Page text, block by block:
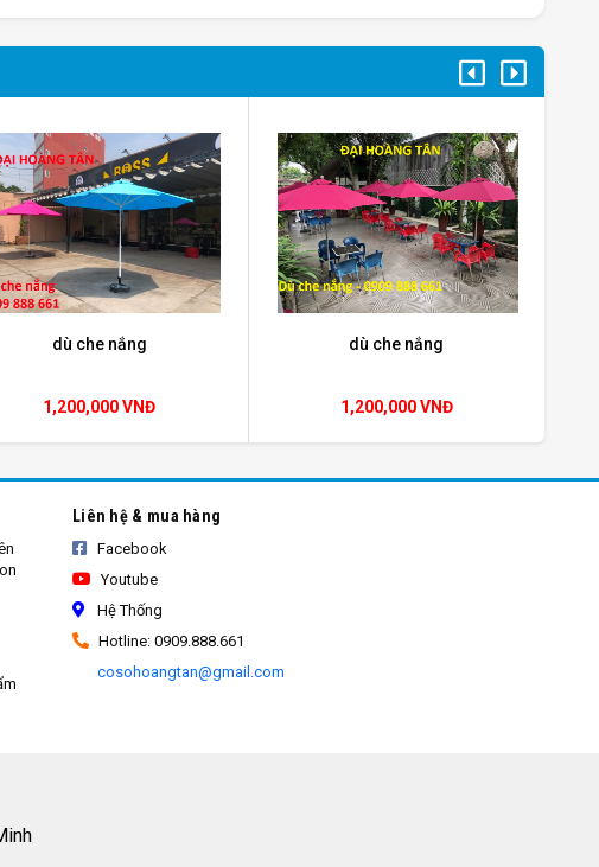
dù che nắng
1,200,000 VNĐ
dù che nắng
1,200,000 VNĐ
Liên hệ & mua hàng
Facebook
Youtube
Hệ Thống
Hotline: 0909.888.661
cosohoangtan@gmail.com